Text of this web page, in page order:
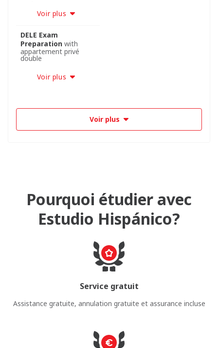
Voir plus
DELE Exam
Preparationwith
appartement privé
double
Voir plus
Voir plus
Pourquoi étudier avec
Estudio Hispánico?
Service gratuit
Assistance gratuite, annulation gratuite et assurance incluse